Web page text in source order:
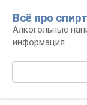
контенту
Всё про
Алкогольные
информация